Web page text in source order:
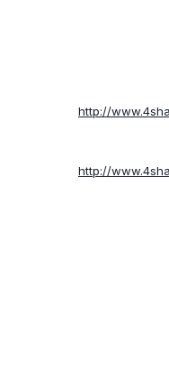
http://
http://